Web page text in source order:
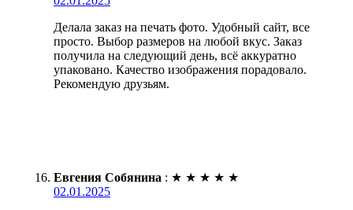
Делала заказ на печать фото. Удобный сайт, все
просто. Выбор размеров на любой вкус. Заказ
получила на следующий день, всё аккуратно
упаковано. Качество изображения порадовало.
Рекомендую друзьям.
Евгения Собянина : ★ ★ ★ ★ ★
02.01.2025